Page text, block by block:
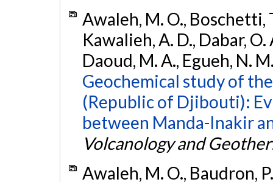
Awaleh, M. O., Boschetti,
Kawalieh, A. D., Dabar,
Daoud, M. A., Egueh, N.
Geochemical study of
(Republic of Djibouti):
between Manda-Inakir
Volcanology and
Awaleh, M. O., Baudron,